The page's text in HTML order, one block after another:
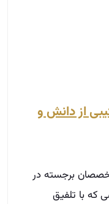
از دانش و
برجسته در
که با تلفیق